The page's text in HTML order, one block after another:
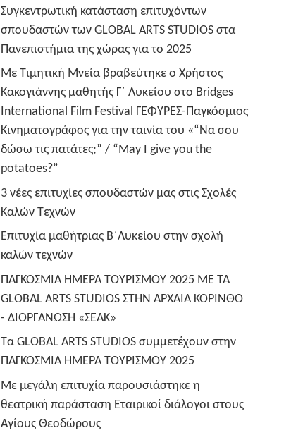
Συγκεντρωτική κατάσταση επιτυχόντων
σπουδαστών των GLOBAL ARTS STUDIOS στα
Πανεπιστήμια της χώρας για το 2025
Με Τιμητική Μνεία βραβεύτηκε ο Χρήστος
Κακογιάννης μαθητής Γ΄ Λυκείου στο Bridges
International Film Festival ΓΕΦΥΡΕΣ-Παγκόσμιος
Κινηματογράφος για την ταινία του «“Να σου
δώσω τις πατάτες;” / “May I give you the
potatoes?”
3 νέες επιτυχίες σπουδαστών μας στις Σχολές
Καλών Τεχνών
Επιτυχία μαθήτριας Β΄Λυκείου στην σχολή
καλών τεχνών
ΠΑΓΚΟΣΜΙΑ ΗΜΕΡΑ ΤΟΥΡΙΣΜΟΥ 2025 ΜΕ ΤΑ
GLOBAL ARTS STUDIOS ΣΤΗΝ ΑΡΧΑΙΑ ΚΟΡΙΝΘΟ
- ΔΙΟΡΓΑΝΩΣΗ «ΣΕΑΚ»
Τα GLOBAL ARTS STUDIOS συμμετέχουν στην
ΠΑΓΚΟΣΜΙΑ ΗΜΕΡΑ ΤΟΥΡΙΣΜΟΥ 2025
Με μεγάλη επιτυχία παρουσιάστηκε η
θεατρική παράσταση Εταιρικοί διάλογοι στους
Αγίους Θεοδώρους